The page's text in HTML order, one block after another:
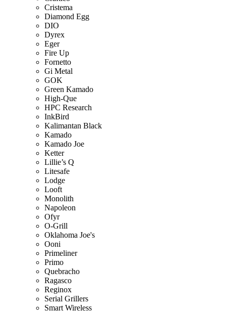
Cristema
Diamond Egg
DIO
Dyrex
Eger
Fire Up
Fornetto
Gi Metal
GOK
Green Kamado
High-Que
HPC Research
InkBird
Kalimantan Black
Kamado
Kamado Joe
Ketter
Lillie’s Q
Litesafe
Lodge
Looft
Monolith
Napoleon
Ofyr
O-Grill
Oklahoma Joe's
Ooni
Primeliner
Primo
Quebracho
Ragasco
Reginox
Serial Grillers
Smart Wireless